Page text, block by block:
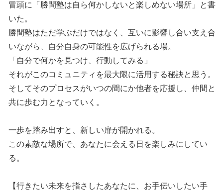
冒頭に「勝間塾は自ら何かしないと楽しめない場所」と書
いた。
勝間塾はただ学ぶだけではなく、互いに影響し合い支え合
いながら、自分自身の可能性を広げられる場。
「自分で何かを見つけ、行動してみる」
それがこのコミュニティを最大限に活用する秘訣と思う。
そしてそのプロセスがいつの間にか他者を応援し、仲間と
共に歩む力となっていく。
一歩を踏み出すと、新しい扉が開かれる。
この素敵な場所で、あなたに会える日を楽しみにしてい
る。
【行きたい未来を指さしたあなたに、お手伝いしたい手